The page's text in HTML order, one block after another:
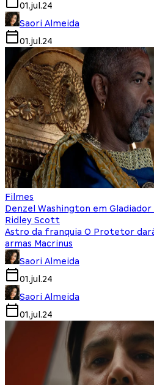
01.jul.24
Saori Almeida
01.jul.24
Filmes
Denzel Washington em
Ridley Scott
Astro da franquia O Protetor
armas Macrinus
Saori Almeida
01.jul.24
Saori Almeida
01.jul.24